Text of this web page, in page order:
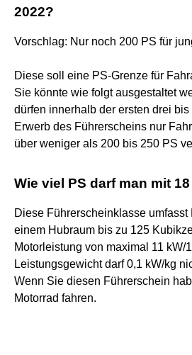
2022?
Vorschlag: Nur noch 200 PS für
Diese soll eine PS-Grenze für
Sie könnte wie folgt ausgestaltet
dürfen innerhalb der ersten drei bis
Erwerb des Führerscheins nur
über weniger als 200 bis 250 PS
Wie viel PS darf man mit
Diese Führerscheinklasse umfasst
einem Hubraum bis zu 125
Motorleistung von maximal 11 kW/
Leistungsgewicht darf 0,1 kW/kg
Wenn Sie diesen Führerschein
Motorrad fahren.